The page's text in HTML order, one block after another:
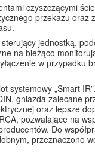
czyszczącymi
przekazu oraz
jednostką,
na bieżąco
w przypadku
systemowy „Smart
gniazda zalecane
oraz lepsze
pozwalające na
Do
przeznaczono